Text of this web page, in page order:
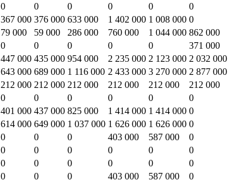
0 0 0 0 0
0
367 000 376 000 633 000 1 402 000 1 008 000 0
79 000 59 000 286 000 760 000 1 044 000 862 000
0 0 0 0 0
371 000
447 000 435 000 954 000 2 235 000 2 123 000 2 032 000
643 000 689 000 1 116 000 2 433 000 3 270 000 2 877 000
212 000 212 000 212 000 212 000 212 000
212 000
0 0 0 0 0
0
401 000 437 000 825 000 1 414 000 1 414 000 0
614 000 649 000 1 037 000 1 626 000 1 626 000 0
0 0 0 403 000 587 000
0
0 0 0 0 0
0
0 0 0 0 0
0
0 0 0 403 000 587 000
0